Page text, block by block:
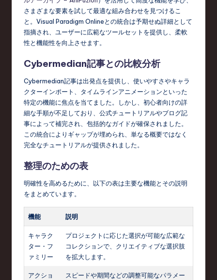
さまざまな要素を試して最適な組み合わせを見つけるこ
と。Visual Paradigm Onlineとの統合は予期せぬ詳細として
指摘され、ユーザーに広範なツールセットを提供し、柔軟
性と機能性を向上させます。
Cybermedian記事との比較分析
Cybermedian記事は出発点を提供し、使いやすさやキャラ
クターインポート、タイムラインアニメーションといった
特定の機能に焦点を当てました。しかし、初心者向けの詳
細な手順が不足しており、公式チュートリアルやブログ記
事によって補完され、包括的なガイドが確保されました。
この統合によりギャップが埋められ、単なる概要ではなく
完全なチュートリアルが提供されました。
整理のための表
明確性を高めるために、以下の表は主要な機能とその説明
をまとめています。
機能 説明
キャラク
ター・フ
ァミリー
プロジェクトに応じた選択が可能な広範な
コレクションで、クリエイティブな選択肢
を拡大します。
アクショ
スピードや期間などの調整可能なパラメー